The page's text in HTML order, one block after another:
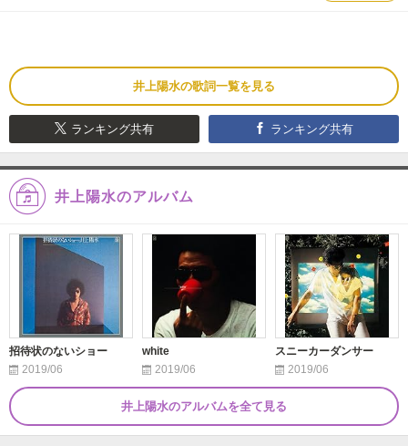
井上陽水の歌詞一覧を見る
ランキング共有 ランキング共有
井上陽水のアルバム
招待状のないショー
2019/06
white
2019/06
スニーカーダンサー
2019/06
井上陽水のアルバムを全て見る